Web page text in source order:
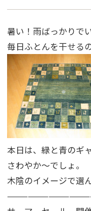
暑い！雨ばっかりで
毎日ふとんを干せる
本日は、緑と青のギ
さわやか〜でしょ。
木陰のイメージで選